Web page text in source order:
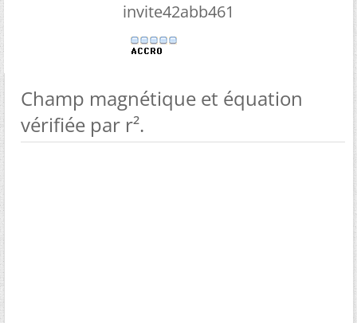
invite42abb461
Champ magnétique et équation
vérifiée par r².